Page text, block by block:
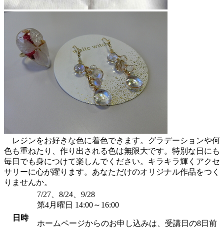
レジンをお好きな色に着色できます。グラデーションや何
色も重ねたり、作り出される色は無限大です。特別な日にも
毎日でも身につけて楽しんでください。キラキラ輝くアクセ
サリーに心が躍ります。あなただけのオリジナル作品をつく
りませんか。
日時
7/27、8/24、9/28
第4月曜日 14:00～16:00
ホームページからのお申し込みは、受講日の8日前